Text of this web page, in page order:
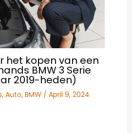
het kopen van een
BMW 3 Serie
2019-heden)
, Auto, BMW/ April 9, 2024